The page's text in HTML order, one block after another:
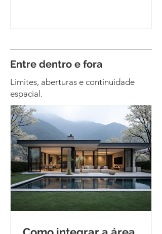
Entre dentro e fora
Limites, aberturas e continuidade
espacial.